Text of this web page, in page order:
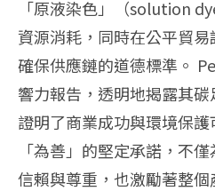
「原液染色」（solution
資源消耗，同時在公平貿易
確保供應鏈的道德標準。
響力報告，透明地揭露其碳
證明了商業成功與環境保
「為善」的堅定承諾，不
信賴與尊重，也激勵著整